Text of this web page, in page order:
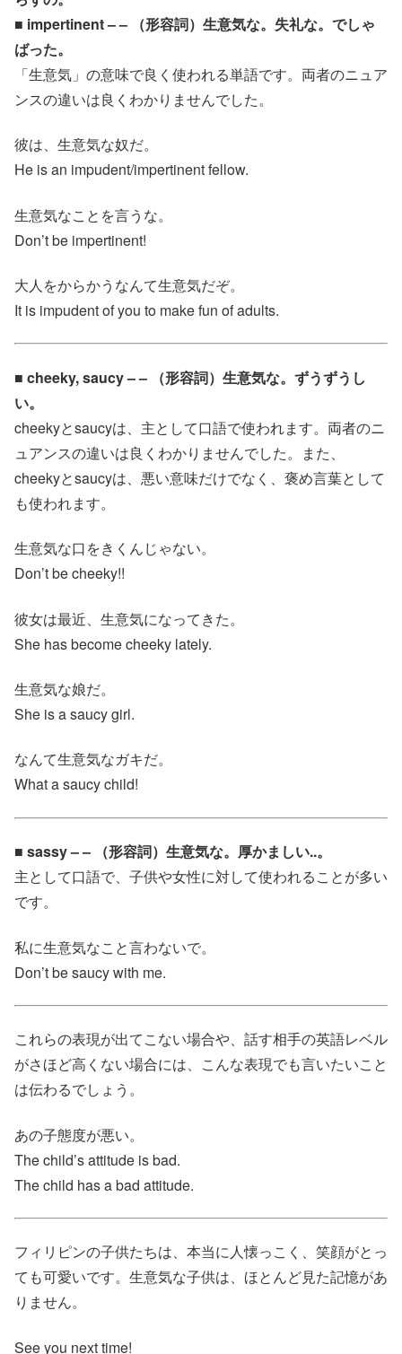
■ impertinent – – （形容詞）生意気な。失礼な。でしゃ
ばった。
「生意気」の意味で良く使われる単語です。両者のニュア
ンスの違いは良くわかりませんでした。
彼は、生意気な奴だ。
He is an impudent/impertinent fellow.
生意気なことを言うな。
Don’t be impertinent!
大人をからかうなんて生意気だぞ。
It is impudent of you to make fun of adults.
■ cheeky, saucy – – （形容詞）生意気な。ずうずうし
い。
cheekyとsaucyは、主として口語で使われます。両者のニ
ュアンスの違いは良くわかりませんでした。また、
cheekyとsaucyは、悪い意味だけでなく、褒め言葉として
も使われます。
生意気な口をきくんじゃない。
Don’t be cheeky!!
彼女は最近、生意気になってきた。
She has become cheeky lately.
生意気な娘だ。
She is a saucy girl.
なんて生意気なガキだ。
What a saucy child!
■ sassy – – （形容詞）生意気な。厚かましい..。
主として口語で、子供や女性に対して使われることが多い
です。
私に生意気なこと言わないで。
Don’t be saucy with me.
これらの表現が出てこない場合や、話す相手の英語レベル
がさほど高くない場合には、こんな表現でも言いたいこと
は伝わるでしょう。
あの子態度が悪い。
The child’s attitude is bad.
The child has a bad attitude.
フィリピンの子供たちは、本当に人懐っこく、笑顔がとっ
ても可愛いです。生意気な子供は、ほとんど見た記憶があ
りません。
See you next time!